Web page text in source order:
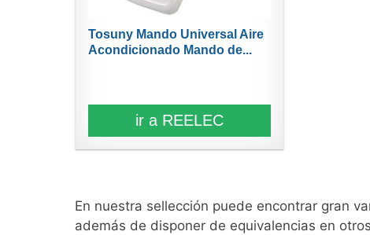
Tosuny Mando Universal Aire
Acondicionado Mando de...
ir a REELEC
En nuestra sellección puede encontrar gran
además de disponer de equivalencias en